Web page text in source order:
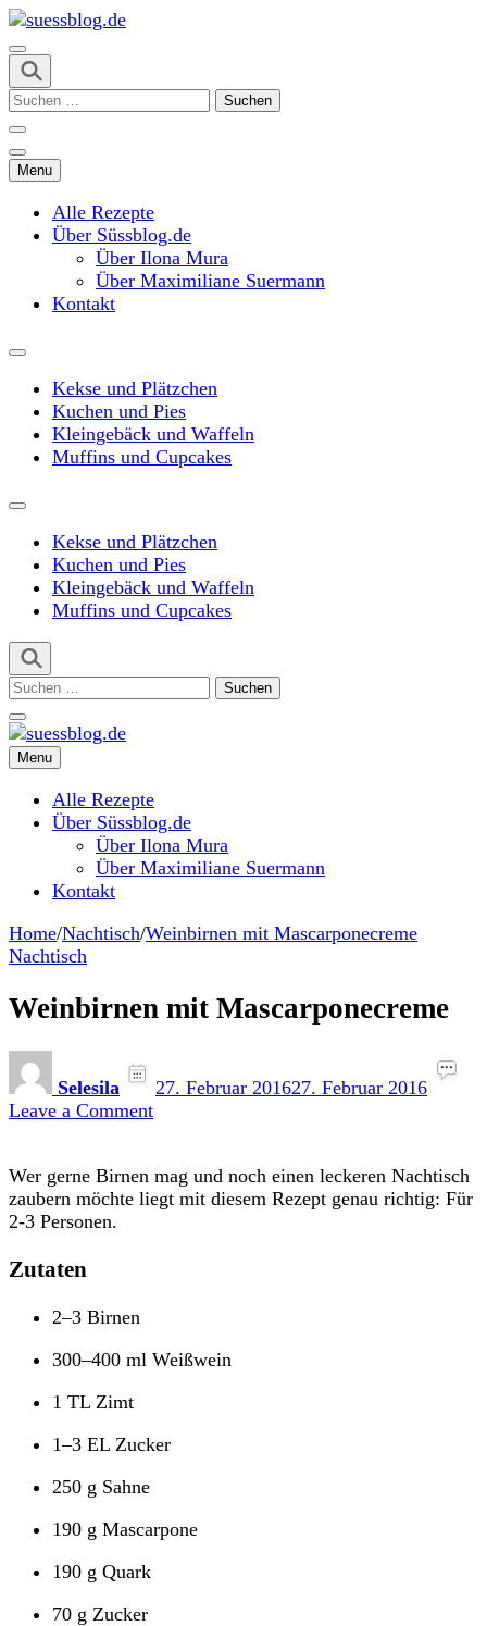
Skip
to
content
(Press
Enter)
suessblog.de
Suchen
Menu
Alle Rezepte
Über Süssblog.de
Über Ilona Mura
Über Maximiliane Suermann
Kontakt
Kekse und Plätzchen
Kuchen und Pies
Kleingebäck und Waffeln
Muffins und Cupcakes
Kekse und Plätzchen
Kuchen und Pies
Kleingebäck und Waffeln
Muffins und Cupcakes
Suchen
suessblog.de
Menu
Alle Rezepte
Über Süssblog.de
Über Ilona Mura
Über Maximiliane Suermann
Kontakt
Home/Nachtisch/Weinbirnen mit Mascarponecreme
Nachtisch
Weinbirnen mit Mascarponecreme
Selesila 27. Februar 201627. Februar 2016
Leave a Commenton
Mascarponecreme
Wer gerne Birnen mag und noch einen leckeren Nachtisch
zaubern möchte liegt mit diesem Rezept genau richtig: Für
2-3 Personen.
Zutaten
2–3 Birnen
300–400 ml Weißwein
1 TL Zimt
1–3 EL Zucker
250 g Sahne
190 g Mascarpone
190 g Quark
70 g Zucker